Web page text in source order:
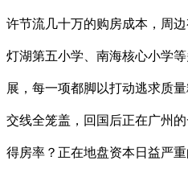
许节流几十万的购房成本，周
灯湖第五小学、南海核心小学
展，每一项都脚以打动逃求质
交线全笼盖，回国后正在广州
得房率？正在地盘资本日益严